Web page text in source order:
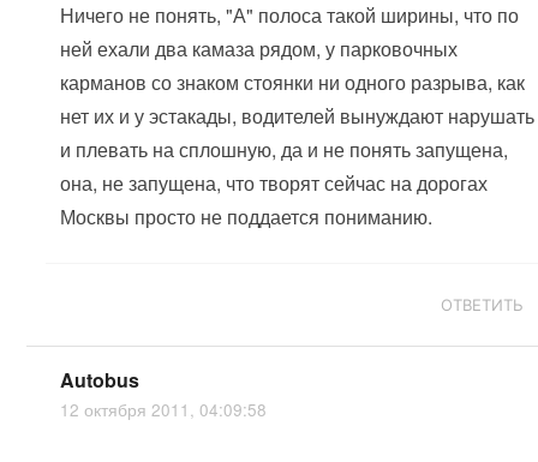
Ничего не понять, "А" полоса такой ширины, что по
ней ехали два камаза рядом, у парковочных
карманов со знаком стоянки ни одного разрыва, как
нет их и у эстакады, водителей вынуждают нарушать
и плевать на сплошную, да и не понять запущена,
она, не запущена, что творят сейчас на дорогах
Москвы просто не поддается пониманию.
ОТВЕТИТЬ
Autobus
12 октября 2011, 04:09:58